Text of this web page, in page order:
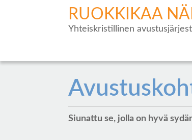
RUOKKIKAA
Yhteiskristillinen
Siunattu se, jolla on hyvä